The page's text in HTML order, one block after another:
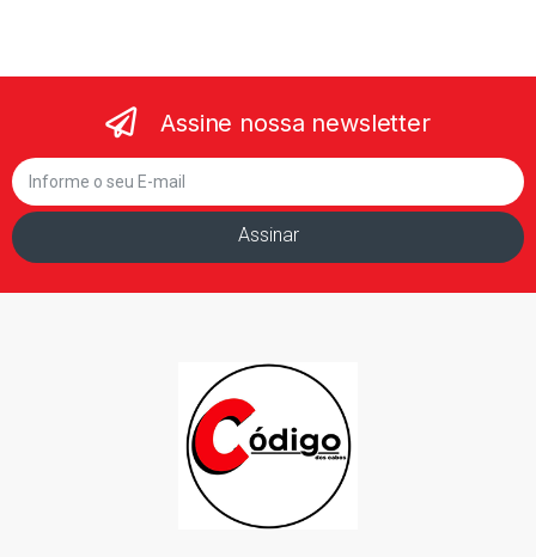
Assine nossa newsletter
Assinar